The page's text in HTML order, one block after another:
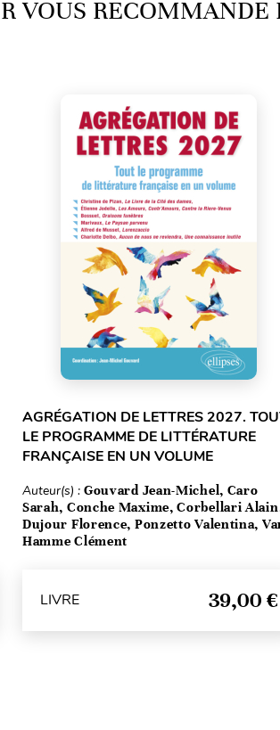
VOUS
AGRÉGATION DE LETTRES 2027.
LE PROGRAMME DE LITTÉRATURE
FRANÇAISE EN UN VOLUME
Auteur(s) : Gouvard Jean-Michel, Caro
Sarah, Conche Maxime, Corbellari
Dujour Florence, Ponzetto Valentina,
Hamme Clément
LIVRE 39,00 €